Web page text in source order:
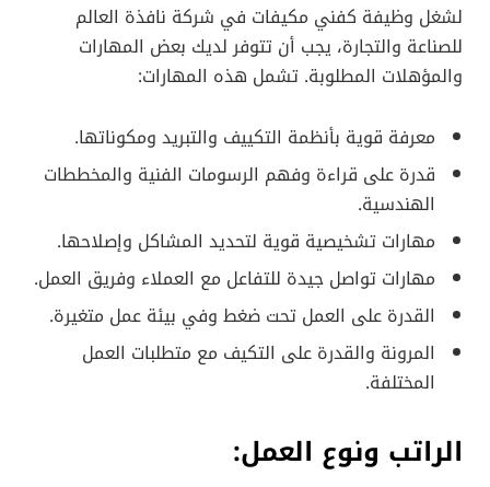
لشغل وظيفة كفني مكيفات في شركة نافذة العالم
للصناعة والتجارة، يجب أن تتوفر لديك بعض المهارات
والمؤهلات المطلوبة. تشمل هذه المهارات:
معرفة قوية بأنظمة التكييف والتبريد ومكوناتها.
قدرة على قراءة وفهم الرسومات الفنية والمخططات
الهندسية.
مهارات تشخيصية قوية لتحديد المشاكل وإصلاحها.
مهارات تواصل جيدة للتفاعل مع العملاء وفريق العمل.
القدرة على العمل تحت ضغط وفي بيئة عمل متغيرة.
المرونة والقدرة على التكيف مع متطلبات العمل
المختلفة.
الراتب ونوع العمل: